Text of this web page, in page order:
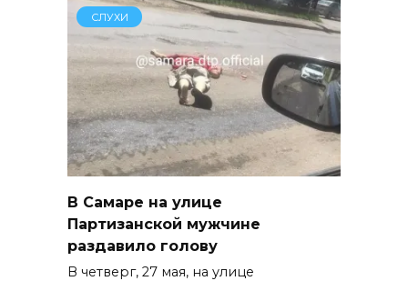
СЛУХИ
В Самаре на улице
Партизанской мужчине
раздавило голову
В четверг, 27 мая, на улице